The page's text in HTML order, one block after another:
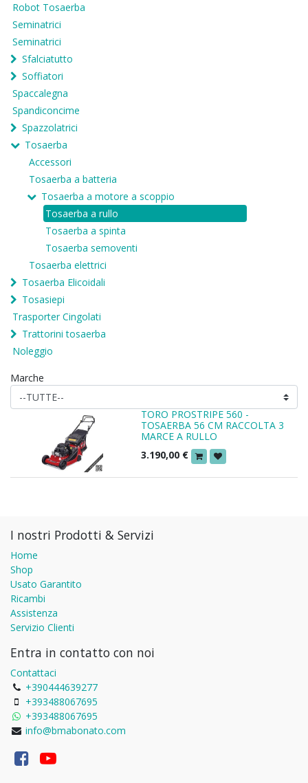
Robot Tosaerba
Seminatrici
Seminatrici
Sfalciatutto
Soffiatori
Spaccalegna
Spandiconcime
Spazzolatrici
Tosaerba
Accessori
Tosaerba a batteria
Tosaerba a motore a scoppio
Tosaerba a rullo
Tosaerba a spinta
Tosaerba semoventi
Tosaerba elettrici
Tosaerba Elicoidali
Tosasiepi
Trasporter Cingolati
Trattorini tosaerba
Noleggio
Marche
TORO PROSTRIPE 560 -
TOSAERBA 56 CM RACCOLTA 3
MARCE A RULLO
3.190,00 €
I nostri Prodotti & Servizi
Home
Shop
Usato Garantito
Ricambi
Assistenza
Servizio Clienti
Entra in contatto con noi
Contattaci
+390444639277
+393488067695
+393488067695
info@bmabonato.com